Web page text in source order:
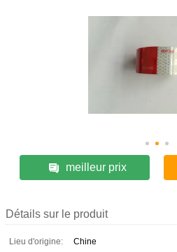
meilleur prix
Détails sur le produit
Lieu d'origine:
Chine